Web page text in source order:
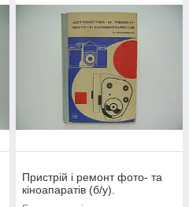
Пристрій і ремонт фото- та
кіноапаратів (б/у).